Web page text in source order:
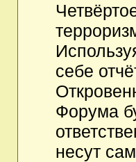
себе
Форума
несут